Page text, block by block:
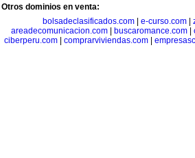
Otros dominios en venta:
bolsadeclasificados.com
e-curso.com
areadecomunicacion.com| buscaromance.com|
ciberperu.com
comprarviviendas.com